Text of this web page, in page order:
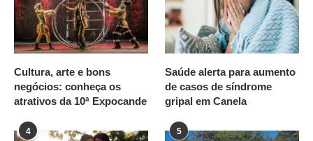
Cultura, arte e bons
negócios: conheça os
atrativos da 10ª Expocande
Saúde alerta para aumento
de casos de síndrome
gripal em Canela
4 5